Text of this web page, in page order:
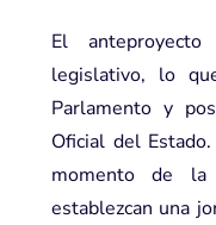
El
legislativo, lo
Parlamento y
Oficial del
momento de
establezcan una